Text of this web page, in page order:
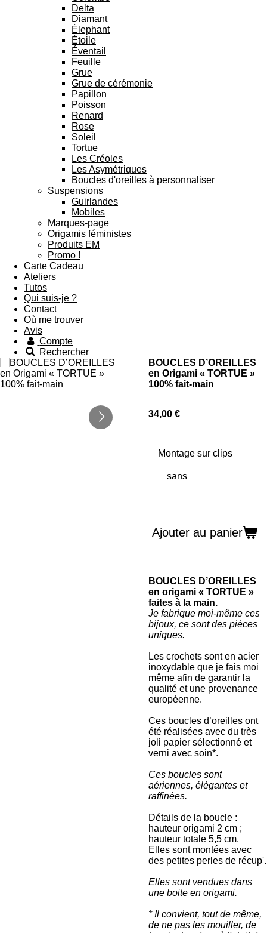
Delta
Diamant
Élephant
Étoile
Éventail
Feuille
Grue
Grue de cérémonie
Papillon
Poisson
Renard
Rose
Soleil
Tortue
Les Créoles
Les Asymétriques
Boucles d'oreilles à personnaliser
Suspensions
Guirlandes
Mobiles
Marques-page
Origamis féministes
Produits EM
Promo !
Carte Cadeau
Ateliers
Tutos
Qui suis-je ?
Contact
Où me trouver
Avis
Compte
Rechercher
BOUCLES D’OREILLES
en Origami « TORTUE »
100% fait-main
34,00 €
Montage sur clips
Ajouter au panier
BOUCLES D’OREILLES
en origami « TORTUE »
faites à la main.
Je fabrique moi-même ces
bijoux, ce sont des pièces
uniques.
Les crochets sont en acier
inoxydable que je fais moi
même afin de garantir la
qualité et une provenance
européenne.
Ces boucles d’oreilles ont
été réalisées avec du très
joli papier sélectionné et
verni avec soin*.
Ces boucles sont
aériennes, élégantes et
raffinées.
Détails de la boucle :
hauteur origami 2 cm ;
hauteur totale 5,5 cm.
Elles sont montées avec
des petites perles de récup'.
Elles sont vendues dans
une boite en origami.
* Il convient, tout de même,
de ne pas les mouiller, de